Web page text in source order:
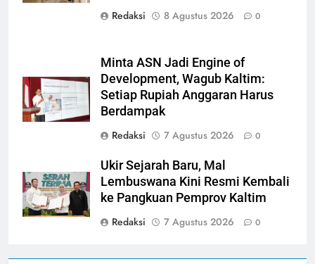
Redaksi
8 Agustus 2026 0
Minta ASN Jadi Engine of
Development, Wagub Kaltim:
Setiap Rupiah Anggaran Harus
Berdampak
Redaksi
7 Agustus 2026 0
Ukir Sejarah Baru, Mal
Lembuswana Kini Resmi Kembali
ke Pangkuan Pemprov Kaltim
Redaksi
7 Agustus 2026 0